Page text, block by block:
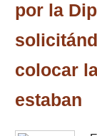
por la
colocar
estaban